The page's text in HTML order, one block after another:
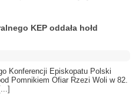
KEP oddała hołd
Konferencji Episkopatu Polski
Pomnikiem Ofiar Rzezi Woli w 82.
[...]